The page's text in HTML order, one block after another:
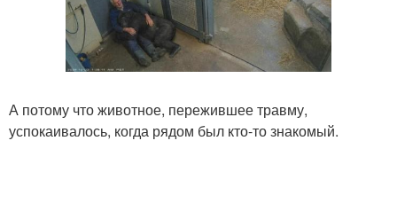
А потому что животное, пережившее травму,
успокаивалось, когда рядом был кто-то знакомый.